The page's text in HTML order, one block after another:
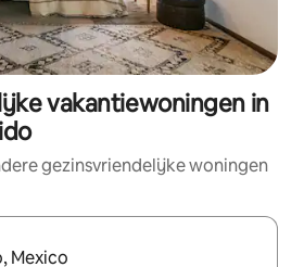
vakantiewoningen in
gezinsvriendelijke woningen
beschikbaar zijn, maak je een keuze